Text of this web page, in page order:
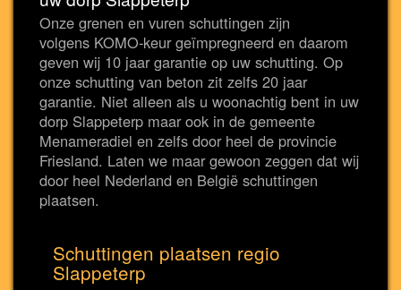
Onze grenen en vuren schuttingen zijn
volgens KOMO-keur geïmpregneerd en daarom
geven wij 10 jaar garantie op uw schutting. Op
onze schutting van beton zit zelfs 20 jaar
garantie. Niet alleen als u woonachtig bent in uw
dorp Slappeterp maar ook in de gemeente
Menameradiel en zelfs door heel de provincie
Friesland. Laten we maar gewoon zeggen dat wij
door heel Nederland en België schuttingen
plaatsen.
Schuttingen plaatsen regio
Slappeterp